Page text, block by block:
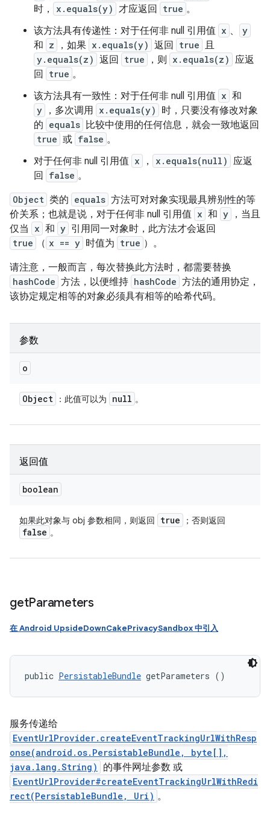
时， x.equals(y) 才应返回 true 。
该方法具有传递性：对于任何非 null 引用值 x 、 y
和 z ，如果 x.equals(y) 返回 true 且
y.equals(z) 返回 true ，则 x.equals(z) 应返
回
true 。
该方法具有一致性：对于任何非 null 引用值 x 和
y ，多次调用 x.equals(y)
时，只要没有修改对象
的 equals 比较中使用的任何信息，就会一致地返回
true 或 false 。
对于任何非 null 引用值 x ， x.equals(null) 应返
回
false 。
Object 类的 equals 方法可对对象实现最具辨别性的等
价关系；也就是说，对于任何非 null 引用值 x 和 y
，当且
仅当
x 和 y 引用同一对象时，此方法才会返回
true （ x == y 时值为 true ）。
请注意，一般而言，每次替换此方法时，都需要替换
hashCode 方法，以便维持 hashCode 方法的通用协定，
该协定规定相等的对象必须具有相等的哈希代码。
参数
o
Object ：此值可以为 null 。
返回值
boolean
如果此对象与 obj 参数相同，则返回 true ；否则返回
false 。
getParameters
在 Android UpsideDownCakePrivacySandbox 中引入
public PersistableBundle getParameters ()
服务传递给
EventUrlProvider.createEventTrackingUrlWithResp
onse(android.os.PersistableBundle, byte[],
java.lang.String)
的事件网址参数 或
EventUrlProvider#createEventTrackingUrlWithRedi
rect(PersistableBundle, Uri) 。